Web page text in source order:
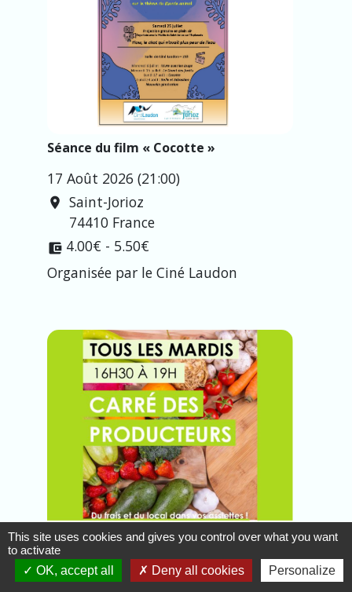
Séance du film « Cocotte »
17 Août 2026 (21:00)
location_on Saint-Jorioz
74410 France
account_balance_wallet 4.00€ - 5.50€
Organisée par le Ciné Laudon
This site uses cookies and gives you control over what you want
to activate
OK, accept all
Deny all cookies Personalize